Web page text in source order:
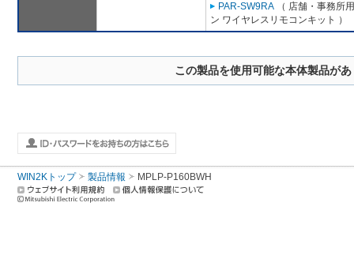
PAR-SW9RA （ 店舗・事務所
ン ワイヤレスリモコンキット ）
この製品を使用可能な本体製品が
WIN2Kトップ 製品情報 MPLP-P160BWH